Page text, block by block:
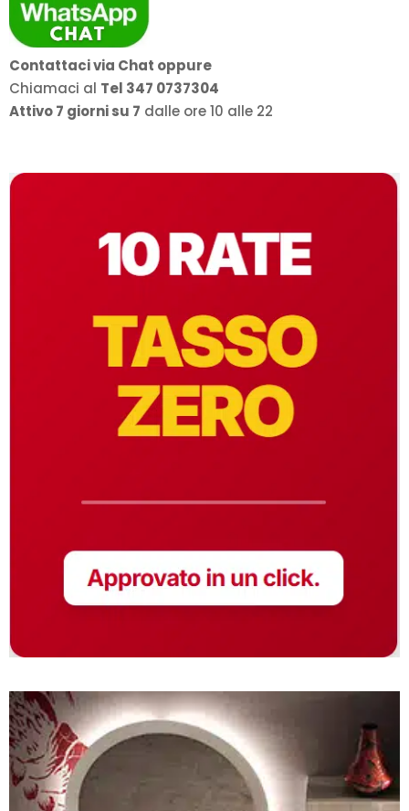
Contattaci via Chat oppure
Chiamaci al Tel 347 0737304
Attivo 7 giorni su 7 dalle ore 10 alle 22